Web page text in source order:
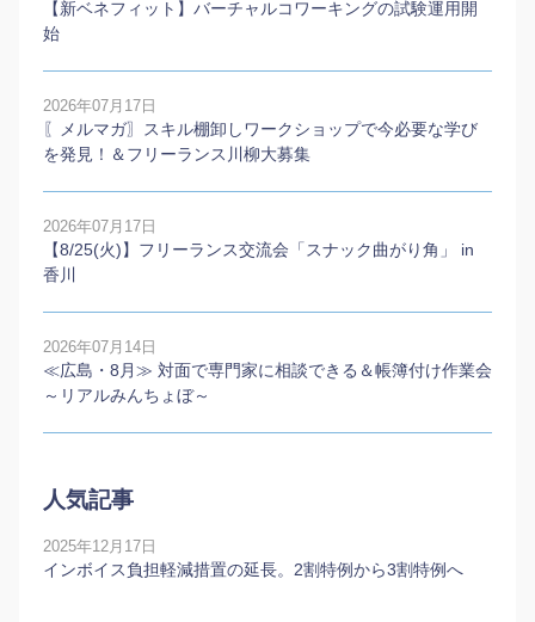
【新ベネフィット】バーチャルコワーキングの試験運用開
始
2026年07月17日
〖メルマガ〗スキル棚卸しワークショップで今必要な学び
を発見！＆フリーランス川柳大募集
2026年07月17日
【8/25(火)】フリーランス交流会「スナック曲がり角」 in
香川
2026年07月14日
≪広島・8月≫ 対面で専門家に相談できる＆帳簿付け作業会
～リアルみんちょぼ～
人気記事
2025年12月17日
インボイス負担軽減措置の延長。2割特例から3割特例へ